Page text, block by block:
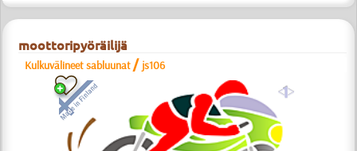
moottoripyöräilijä
Kulkuvälineet sabluunat / js106
a